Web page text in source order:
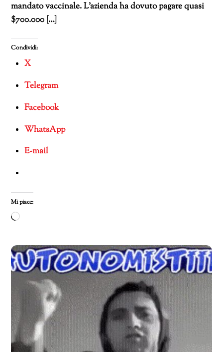
mandato vaccinale. L’azienda ha dovuto pagare quasi
$700.000 […]
Condividi:
X
Telegram
Facebook
WhatsApp
E-mail
Mi piace:
Caricamento
corso…